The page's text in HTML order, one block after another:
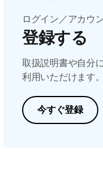
ログイン／アカウ
登録する
取扱説明書や自分
利用いただけます
今すぐ登録